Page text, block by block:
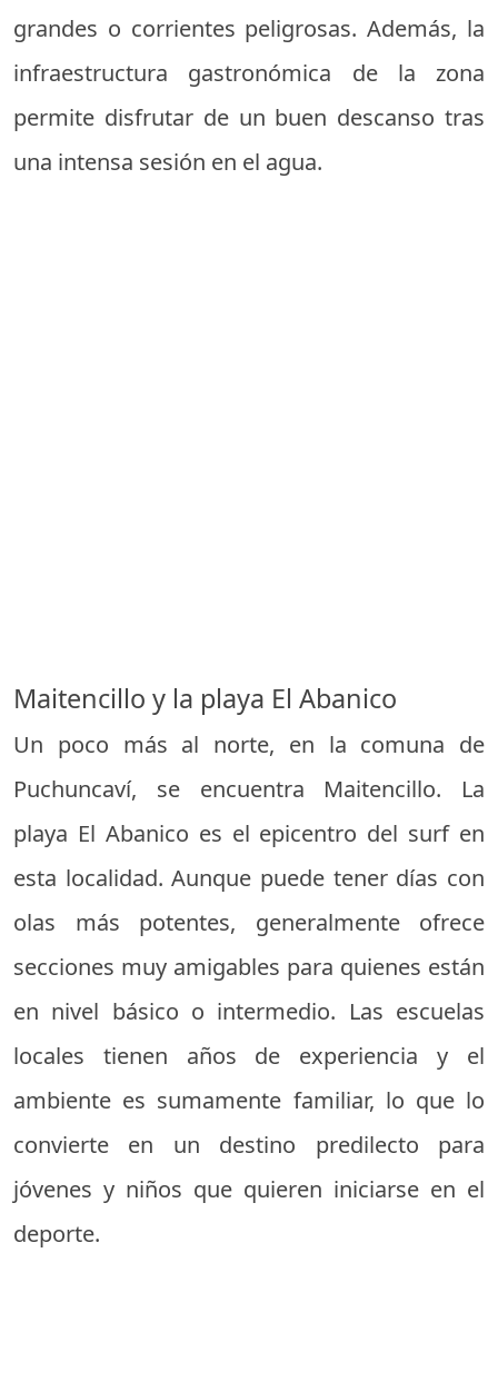
grandes o corrientes peligrosas. Además, la
infraestructura gastronómica de la zona
permite disfrutar de un buen descanso tras
una intensa sesión en el agua.
Maitencillo y la playa El Abanico
Un poco más al norte, en la comuna de
Puchuncaví, se encuentra Maitencillo. La
playa El Abanico es el epicentro del surf en
esta localidad. Aunque puede tener días con
olas más potentes, generalmente ofrece
secciones muy amigables para quienes están
en nivel básico o intermedio. Las escuelas
locales tienen años de experiencia y el
ambiente es sumamente familiar, lo que lo
convierte en un destino predilecto para
jóvenes y niños que quieren iniciarse en el
deporte.